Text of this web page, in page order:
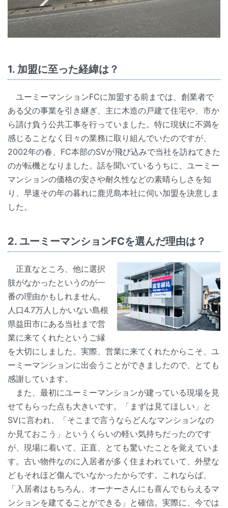
1. 加盟に至った経緯は？
ユーミーマンションFCに加盟する前までは、創業者で
ある父の事業を引き継ぎ、主に木造の戸建て住宅や、市か
ら請け負う公共工事を行っていました。特に現状に不満を
感じることなく日々の業務に取り組んでいたのですが、
2002年の春、FC本部のSVが飛び込みで当社を訪ねてきた
のが転機となりました。話を聞いているうちに、ユーミー
マンションの価格の安さや耐久性などの素晴らしさを知
り、早速その年の暮れに鹿児島本社に伺い加盟を決意しま
した。
2. ユーミーマンションFCを選んだ理由は？
正直なところ、他に選択
肢がなかったというのが一
番の理由かもしれません。
人口4.7万人しかいない島根
県益田市にある当社まで営
業に来てくれたというご縁
を大切にしました。実際、営業に来てくれたからこそ、ユ
ーミーマンションに出会うことができましたので、とても
感謝しています。
また、最初にユーミーマンションが建っている現場を見
せてもらった点も大きいです。「まずは見てほしい」と
SVに言われ、「そこまで言うならどんなマンションなの
か見ておこう」というくらいの軽い気持ちだったのです
が、現場に着いて、正直、とても驚いたことを覚えていま
す。古い物件なのに入居者が多く住まわれていて、外壁な
どもそれほど傷んでいなかったからです。これならば、
「入居者はもちろん、オーナーさんにも喜んでもらえるマ
ンションを建てることができる」と確信。実際に、今では